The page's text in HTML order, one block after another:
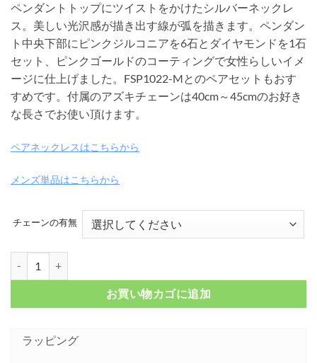
帯:
¥ 6,050
–
¥ 9,900
ペンダントトップにツイストをかけたシルバーネックレ
ス。美しい光沢感が描き出す線が弧を描きます。ペンダン
ト中央下部にピンクジルコニアを6石とダイヤモンドを1石
セット、ピンクゴールドのコーティングで女性らしいイメ
ージに仕上げました。FSP1022-Mとのペアセットもおす
すめです。付属のアズキチェーンは40cm～45cmのお好き
な長さでお使い頂けます。
ペアネックレスはこちらから
メンズ単品はこちらから
チェーンの有無
お買い物カゴに追加
ラッピング